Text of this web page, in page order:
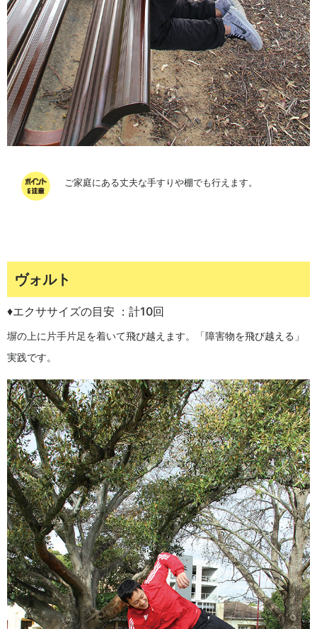
ご家庭にある丈夫な手すりや棚でも行えます。
ヴォルト
♦エクササイズの目安 ：計10回
塀の上に片手片足を着いて飛び越えます。「障害物を飛び越える」
実践です。